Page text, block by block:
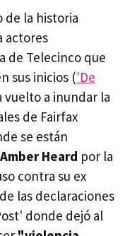
de la historia
actores
de Telecinco que
sus inicios ('De
vuelto a inundar la
de Fairfax
se están
Heard por la
contra su ex
las declaraciones
donde dejó al